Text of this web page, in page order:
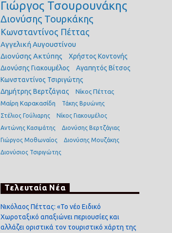
Γιώργος Τσουρουνάκης
Διονύσης Τουρκάκης
Κωνσταντίνος Πέττας
Αγγελική Αυγουστίνου
Διονύσης Ακτύπης
Χρήστος Κοντονής
Διονύσης Γιακουμέλος
Αγαπητός Βίτσος
Κωνσταντίνος Τσιριγώτης
Δημήτρης Βερτζάγιας
Νίκος Πέττας
Μαίρη Καρακασίδη
Τάκης Βρυώνης
Στέλιος Γούλιαρης
Νίκος Γιακουμέλος
Αντώνης Κασιμάτης
Διονύσης Βερτζάγιας
Γιώργος Μοθωναίος
Διονύσης Μουζάκης
Διονύσιος Τσιριγώτης
Τελευταία Νέα
Νικόλαος Πέττας: «Το νέο Ειδικό
Χωροταξικό απαξιώνει περιουσίες και
αλλάζει οριστικά τον τουριστικό χάρτη της